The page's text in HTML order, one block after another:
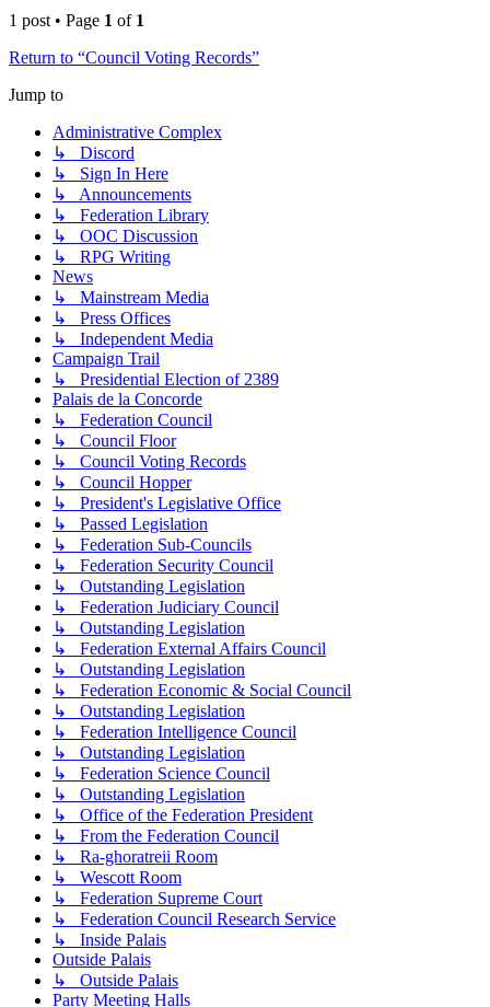
1 post • Page 1 of 1
Return to “Council Voting Records”
Jump to
Administrative Complex
↳ Discord
↳ Sign In Here
↳ Announcements
↳ Federation Library
↳ OOC Discussion
↳ RPG Writing
News
↳ Mainstream Media
↳ Press Offices
↳ Independent Media
Campaign Trail
↳ Presidential Election of 2389
Palais de la Concorde
↳ Federation Council
↳ Council Floor
↳ Council Voting Records
↳ Council Hopper
↳ President's Legislative Office
↳ Passed Legislation
↳ Federation Sub-Councils
↳ Federation Security Council
↳ Outstanding Legislation
↳ Federation Judiciary Council
↳ Outstanding Legislation
↳ Federation External Affairs Council
↳ Outstanding Legislation
↳ Federation Economic & Social Council
↳ Outstanding Legislation
↳ Federation Intelligence Council
↳ Outstanding Legislation
↳ Federation Science Council
↳ Outstanding Legislation
↳ Office of the Federation President
↳ From the Federation Council
↳ Ra-ghoratreii Room
↳ Wescott Room
↳ Federation Supreme Court
↳ Federation Council Research Service
↳ Inside Palais
Outside Palais
↳ Outside Palais
Party Meeting Halls